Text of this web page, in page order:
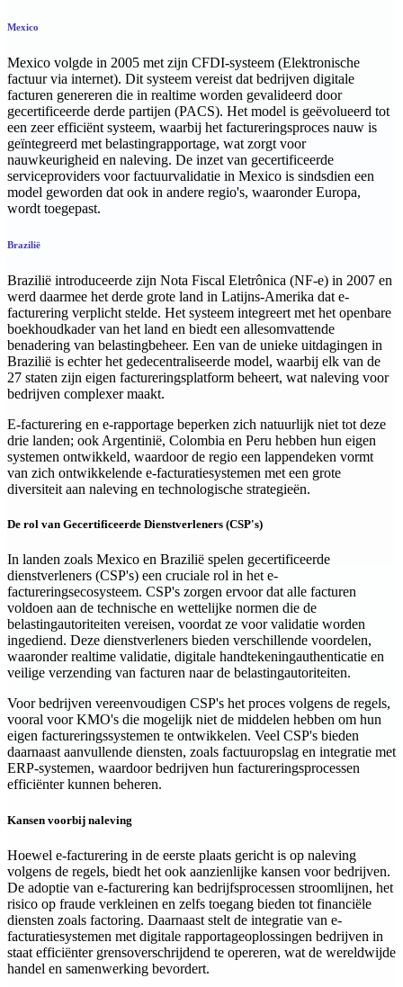
Mexico
Mexico volgde in 2005 met zijn CFDI-systeem (Elektronische
factuur via internet). Dit systeem vereist dat bedrijven digitale
facturen genereren die in realtime worden gevalideerd door
gecertificeerde derde partijen (PACS). Het model is geëvolueerd tot
een zeer efficiënt systeem, waarbij het factureringsproces nauw is
geïntegreerd met belastingrapportage, wat zorgt voor
nauwkeurigheid en naleving. De inzet van gecertificeerde
serviceproviders voor factuurvalidatie in Mexico is sindsdien een
model geworden dat ook in andere regio's, waaronder Europa,
wordt toegepast.
Brazilië
Brazilië introduceerde zijn Nota Fiscal Eletrônica (NF-e) in 2007 en
werd daarmee het derde grote land in Latijns-Amerika dat e-
facturering verplicht stelde. Het systeem integreert met het openbare
boekhoudkader van het land en biedt een allesomvattende
benadering van belastingbeheer. Een van de unieke uitdagingen in
Brazilië is echter het gedecentraliseerde model, waarbij elk van de
27 staten zijn eigen factureringsplatform beheert, wat naleving voor
bedrijven complexer maakt.
E-facturering en e-rapportage beperken zich natuurlijk niet tot deze
drie landen; ook Argentinië, Colombia en Peru hebben hun eigen
systemen ontwikkeld, waardoor de regio een lappendeken vormt
van zich ontwikkelende e-facturatiesystemen met een grote
diversiteit aan naleving en technologische strategieën.
De rol van Gecertificeerde Dienstverleners (CSP's)
In landen zoals Mexico en Brazilië spelen gecertificeerde
dienstverleners (CSP's) een cruciale rol in het e-
factureringsecosysteem. CSP's zorgen ervoor dat alle facturen
voldoen aan de technische en wettelijke normen die de
belastingautoriteiten vereisen, voordat ze voor validatie worden
ingediend. Deze dienstverleners bieden verschillende voordelen,
waaronder realtime validatie, digitale handtekeningauthenticatie en
veilige verzending van facturen naar de belastingautoriteiten.
Voor bedrijven vereenvoudigen CSP's het proces volgens de regels,
vooral voor KMO's die mogelijk niet de middelen hebben om hun
eigen factureringssystemen te ontwikkelen. Veel CSP's bieden
daarnaast aanvullende diensten, zoals factuuropslag en integratie met
ERP-systemen, waardoor bedrijven hun factureringsprocessen
efficiënter kunnen beheren.
Kansen voorbij naleving
Hoewel e-facturering in de eerste plaats gericht is op naleving
volgens de regels, biedt het ook aanzienlijke kansen voor bedrijven.
De adoptie van e-facturering kan bedrijfsprocessen stroomlijnen, het
risico op fraude verkleinen en zelfs toegang bieden tot financiële
diensten zoals factoring. Daarnaast stelt de integratie van e-
facturatiesystemen met digitale rapportageoplossingen bedrijven in
staat efficiënter grensoverschrijdend te opereren, wat de wereldwijde
handel en samenwerking bevordert.